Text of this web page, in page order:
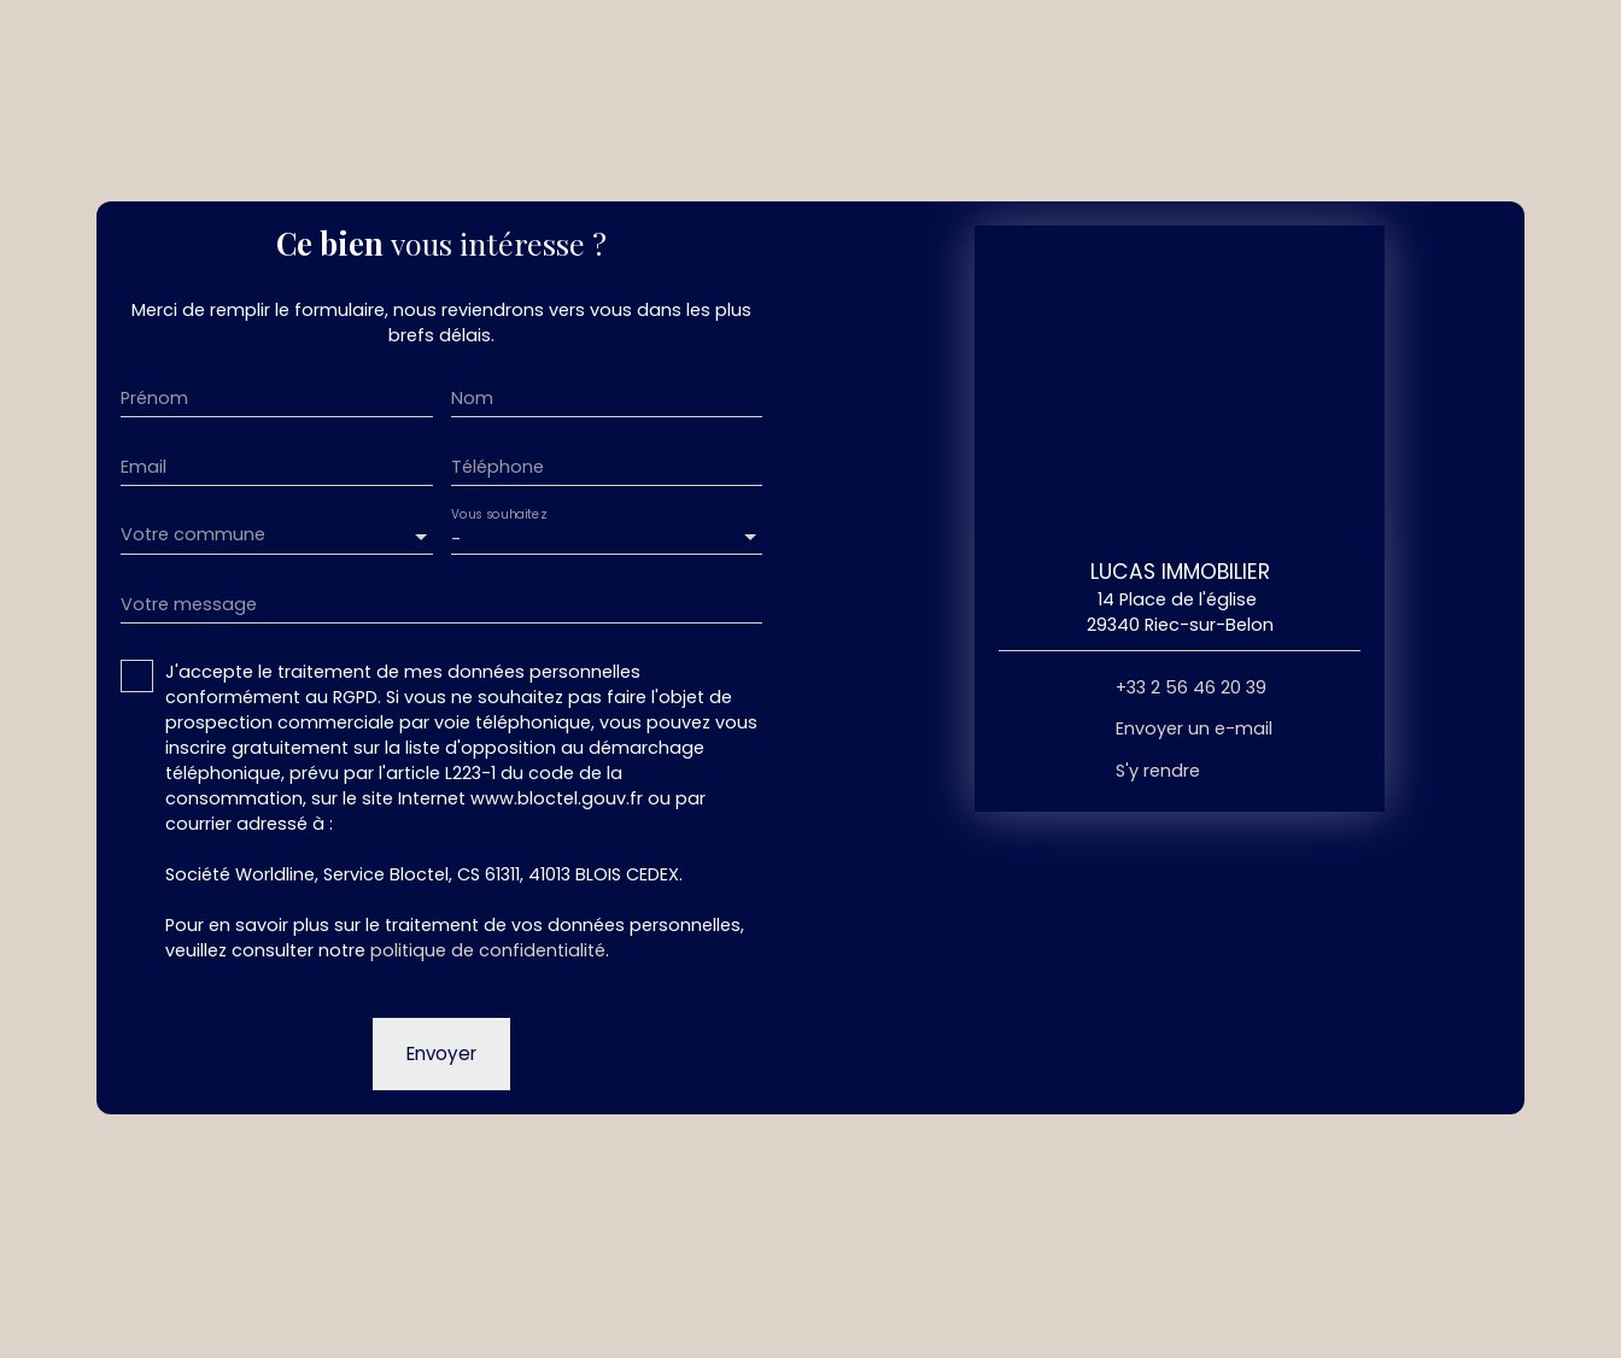
Ce bien vous intéresse ?
Merci de remplir le formulaire, nous reviendrons vers vous dans les plus
brefs délais.
Prénom Nom
Email Téléphone
Votre commune -
Vous souhaitez
Votre message
J'accepte le traitement de mes données personnelles
conformément au RGPD. Si vous ne souhaitez pas faire l'objet de
prospection commerciale par voie téléphonique, vous pouvez vous
inscrire gratuitement sur la liste d'opposition au démarchage
téléphonique, prévu par l'article L223-1 du code de la
consommation, sur le site Internet www.bloctel.gouv.fr ou par
courrier adressé à :
Société Worldline, Service Bloctel, CS 61311, 41013 BLOIS CEDEX.
Pour en savoir plus sur le traitement de vos données personnelles,
veuillez consulter notre politique de confidentialité.
Envoyer
LUCAS IMMOBILIER
14 Place de l'église
29340 Riec-sur-Belon
+33 2 56 46 20 39
Envoyer un e-mail
S'y rendre